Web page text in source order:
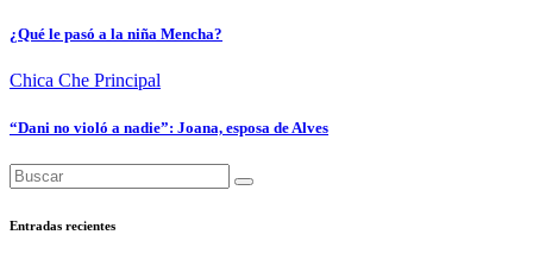
¿Qué le pasó a la niña Mencha?
Chica Che Principal
“Dani no violó a nadie”: Joana, esposa de Alves
Entradas recientes